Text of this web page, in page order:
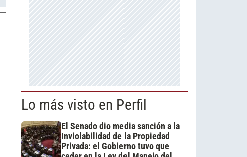
Lo más visto en Perfil
El Senado dio media sanción a la
Inviolabilidad de la Propiedad
Privada: el Gobierno tuvo que